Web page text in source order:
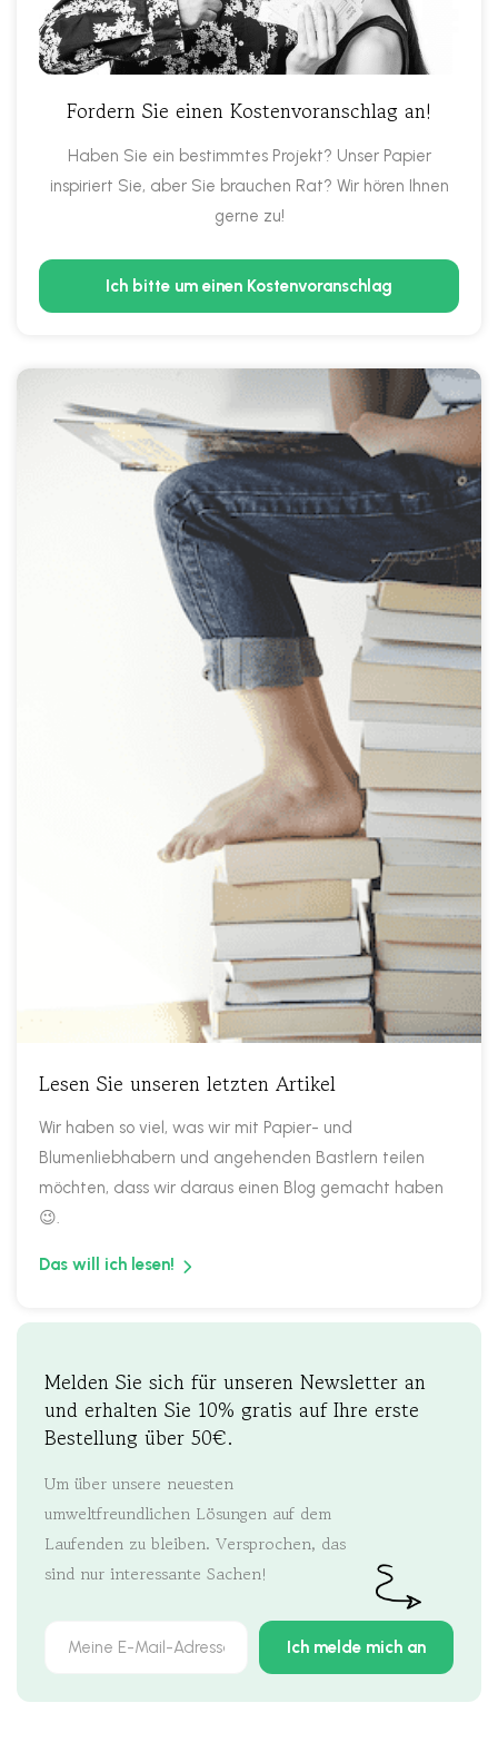
Fordern Sie einen Kostenvoranschlag an!
Haben Sie ein bestimmtes Projekt? Unser Papier
inspiriert Sie, aber Sie brauchen Rat? Wir hören Ihnen
gerne zu!
Ich bitte um einen Kostenvoranschlag
Lesen Sie unseren letzten Artikel
Wir haben so viel, was wir mit Papier- und
Blumenliebhabern und angehenden Bastlern teilen
möchten, dass wir daraus einen Blog gemacht haben
😉.
Das will ich lesen!
Melden Sie sich für unseren Newsletter an
und erhalten Sie 10% gratis auf Ihre erste
Bestellung über 50€.
Um über unsere neuesten
umweltfreundlichen Lösungen auf dem
Laufenden zu bleiben. Versprochen, das
sind nur interessante Sachen!